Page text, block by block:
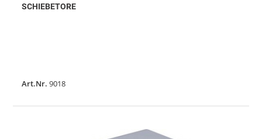
CHIEBETORE
Art.Nr. 9018